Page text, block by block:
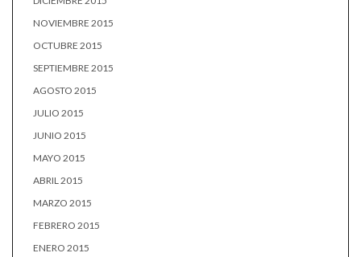
NOVIEMBRE 2015
OCTUBRE 2015
SEPTIEMBRE 2015
AGOSTO 2015
JULIO 2015
JUNIO 2015
MAYO 2015
ABRIL 2015
MARZO 2015
FEBRERO 2015
ENERO 2015